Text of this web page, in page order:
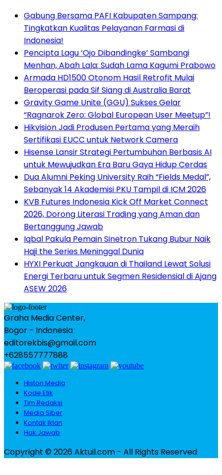
Gabung Bersama PAFI Kabupaten Sampang:
Tingkatkan Kualitas Pelayanan Farmasi di
Indonesia!
Pencipta Lagu ‘Ojo Dibandingke’ Sambangi
Menhan, Abah Lala: Sudah Lama Kagumi Prabowo
Armada HD1500 Otonom Hasil Retrofit Mulai
Beroperasi pada Sif Siang di Australia Barat
Gravity Game Unite (GGU) Sukses Gelar
“Ragnarok Zero: Global European User Meetup”!
Hikvision Jadi Produsen Pertama yang Meraih
Sertifikasi EUCC untuk Network Camera
Hisense Lansir Strategi Pertumbuhan Berbasis AI
untuk Mewujudkan Era Baru Gaya Hidup Cerdas
Dua Alumni Peking University Raih “Fields Medal”,
Sebanyak 14 Akademisi PKU Tampil di ICM 2026
KVB Futures Indonesia Kick Off Market Connect
2026, Dorong Literasi Trading yang Aman dan
Bertanggung Jawab
Iqbal Pakula Pemain Sinetron Tukang Bubur Naik
Haji the Series Meninggal Dunia
HYXI Perkuat Jangkauan di Thailand Lewat Solusi
Energi Terbaru untuk Segmen Residensial di Ajang
ASEW 2026
Graha Media Center,
Bogor - Indonesia
editorekbis@gmail.com
+628557777888
Histori Media
Kode Etik
Tim Redaksi
Media Siber
Kontak Iklan
Hak Jawab
Copyright © 2026 Aktuil.com - All Rights Reserved